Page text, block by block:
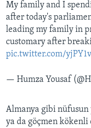
My family and I
after today's
leading my family in
customary after
pic.twitter.com/
— Humza Yousaf
Almanya gibi
ya da göçmen kökenli